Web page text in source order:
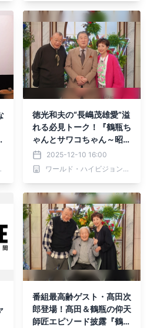
式会社
徳光和夫の“長嶋茂雄愛”溢
れる必見トーク！『鶴瓶ち
ゃんとサワコちゃん～昭和
の大先輩とおかしな２人
～』第56回ゲスト：徳光
和夫 12月15日（月）よる
ビで放送
2025-12-10 16:00
ワールド・ハイビジョン・チャンネル株式会社
番組最高齢ゲスト・髙田次
郎登場！髙田＆鶴瓶の仰天
師匠エピソード披露『鶴瓶